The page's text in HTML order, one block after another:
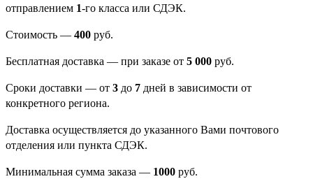
отправлением 1-го класса или СДЭК.
Стоимость — 400 руб.
Бесплатная доставка — при заказе от 5 000 руб.
Сроки доставки — от 3 до 7 дней в зависимости от
конкретного региона.
Доставка осуществляется до указанного Вами почтового
отделения или пункта СДЭК.
Минимальная сумма заказа — 1000 руб.